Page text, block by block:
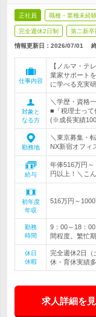
正社員 職種・業種未経
完全週休2日制 第二新卒
情報更新日：2026/07/01
仕事内容
【ノルマ・テ
業家サポート
に学べる充実
対象と
なる方
＼学歴・資格
■「税理士っ
(※成長実績
勤務地
＼東京募集・
NX新宿オフィ
給与
年俸516万円
円以上！＼こ
初年度
年収
516万円～
勤務
時間
9：00～18：
間程度。繁忙
休日
休暇
完全週休2日（
休・育休実績
求人詳細を